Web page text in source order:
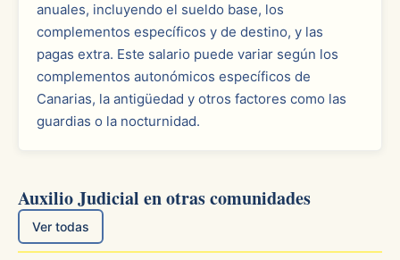
anuales, incluyendo el sueldo base, los
complementos específicos y de destino, y las
pagas extra. Este salario puede variar según los
complementos autonómicos específicos de
Canarias, la antigüedad y otros factores como las
guardias o la nocturnidad.
Auxilio Judicial en otras comunidades
Ver todas